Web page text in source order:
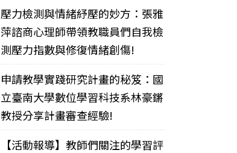
壓力檢測與情緒紓壓的妙方：張雅
萍諮商心理師帶領教職員們自我檢
測壓力指數與修復情緒創傷!
申請教學實踐研究計畫的秘笈：國
立臺南大學數位學習科技系林豪鏘
教授分享計畫審查經驗!
【活動報導】教師們關注的學習評